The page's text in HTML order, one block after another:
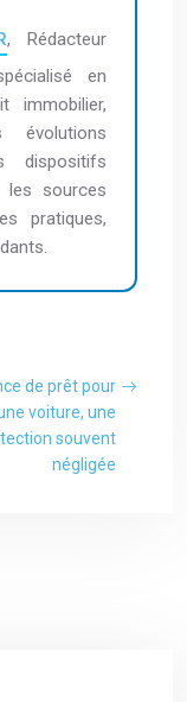
, Rédacteur
en
immobilier,
dispositifs
sources
pratiques,
de prêt pour
voiture, une
souvent
négligée